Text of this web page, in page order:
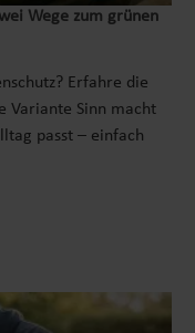
Wege zum grünen
Erfahre die
Variante Sinn macht
passt – einfach